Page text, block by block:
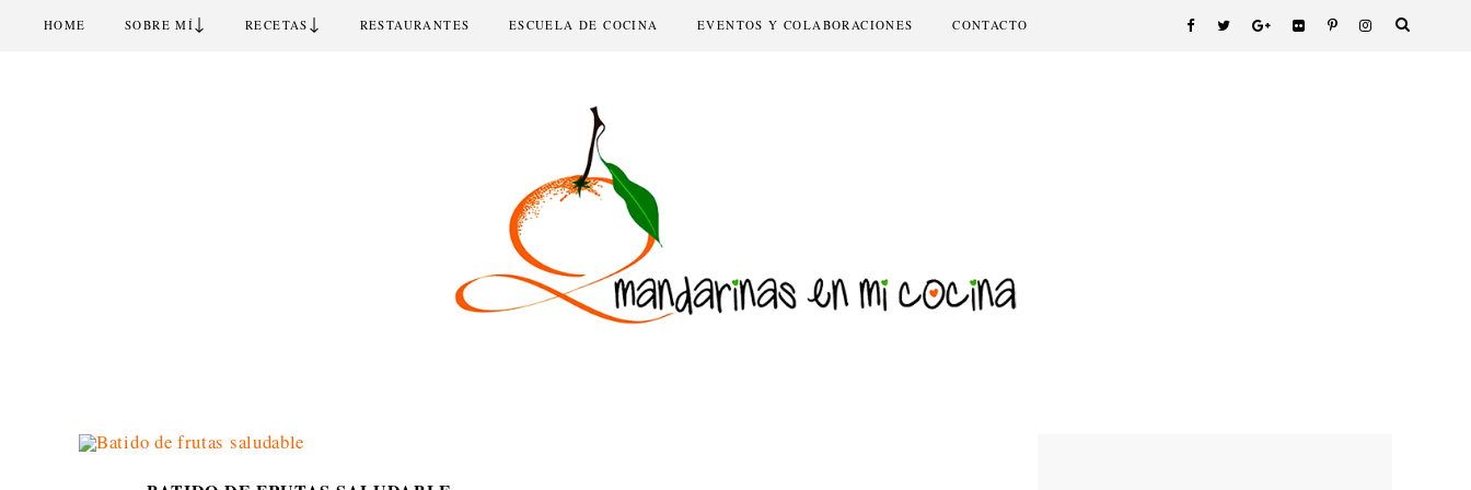
HOME SOBRE MÍ↓ RECETAS ↓ RESTAURANTES ESCUELA DE COCINA EVENTOS Y COLABORACIONES CONTACTO